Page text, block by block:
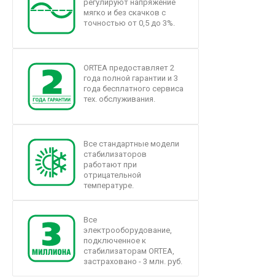
регулируют напряжение
мягко и без скачков с
точностью от 0,5 до 3%.
ORTEA предоставляет 2
года полной гарантии и 3
года бесплатного сервиса
тех. обслуживания.
Все стандартные модели
стабилизаторов
работают при
отрицательной
температуре.
Все
электрооборудование,
подключенное к
стабилизаторам ORTEA,
застраховано - 3 млн. руб.